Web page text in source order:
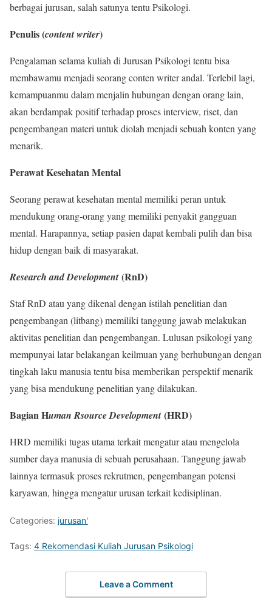
berbagai jurusan, salah satunya tentu Psikologi.
Penulis (content writer)
Pengalaman selama kuliah di Jurusan Psikologi tentu bisa
membawamu menjadi seorang conten writer andal. Terlebil lagi,
kemampuanmu dalam menjalin hubungan dengan orang lain,
akan berdampak positif terhadap proses interview, riset, dan
pengembangan materi untuk diolah menjadi sebuah konten yang
menarik.
Perawat Kesehatan Mental
Seorang perawat kesehatan mental memiliki peran untuk
mendukung orang-orang yang memiliki penyakit gangguan
mental. Harapannya, setiap pasien dapat kembali pulih dan bisa
hidup dengan baik di masyarakat.
Research and Development(RnD)
Staf RnD atau yang dikenal dengan istilah penelitian dan
pengembangan (litbang) memiliki tanggung jawab melakukan
aktivitas penelitian dan pengembangan. Lulusan psikologi yang
mempunyai latar belakangan keilmuan yang berhubungan dengan
tingkah laku manusia tentu bisa memberikan perspektif menarik
yang bisa mendukung penelitian yang dilakukan.
Bagian Human Rsource Development(HRD)
HRD memiliki tugas utama terkait mengatur atau mengelola
sumber daya manusia di sebuah perusahaan. Tanggung jawab
lainnya termasuk proses rekrutmen, pengembangan potensi
karyawan, hingga mengatur urusan terkait kedisiplinan.
Categories: jurusan'
Tags: 4 Rekomendasi Kuliah Jurusan Psikologi
Leave a Comment